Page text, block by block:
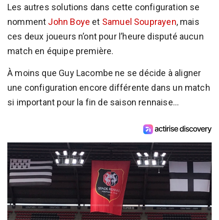
Les autres solutions dans cette configuration se
nomment John Boye et Samuel Souprayen, mais
ces deux joueurs n’ont pour l’heure disputé aucun
match en équipe première.
À moins que Guy Lacombe ne se décide à aligner
une configuration encore différente dans un match
si important pour la fin de saison rennaise...